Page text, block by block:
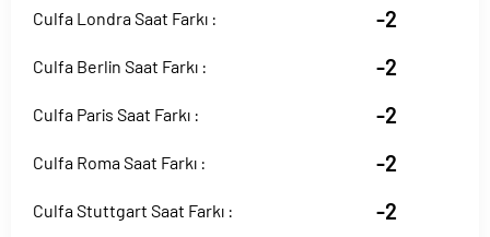
Culfa Londra Saat Farkı : -2
Culfa Berlin Saat Farkı : -2
Culfa Paris Saat Farkı : -2
Culfa Roma Saat Farkı : -2
Culfa Stuttgart Saat Farkı : -2